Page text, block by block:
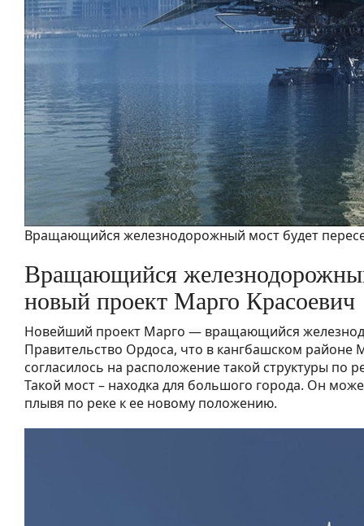
Вращающийся железнодорожный мост будет
Вращающийся
новый проект Марго Красоевич
Новейший проект Марго — вращающийся
Правительство Ордоса, что в кангбашском районе
согласилось на расположение такой структуры по
Такой мост – находка для большого города. Он
плывя по реке к ее новому положению.